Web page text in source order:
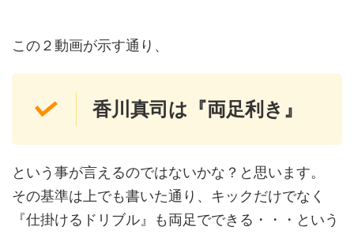
この２動画が示す通り、
香川真司は『両足利き』
という事が言えるのではないかな？と思います。
その基準は上でも書いた通り、キックだけでなく
『仕掛けるドリブル』も両足でできる・・・という